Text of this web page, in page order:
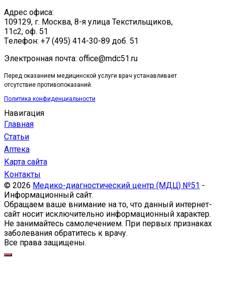
Адрес офиса:
109129, г. Москва, ​8-я улица Текстильщиков,
11с2, оф. 51
Tелефон: +7 (495) 414-30-89 доб. 51
Электронная почта: office@mdc51.ru
Перед оказанием медицинской услуги врач устанавливает
отсутствие противопоказаний.
Политика конфиденциальности
Навигация
Главная
Статьи
Аптека
Карта сайта
Контакты
© 2026 Медико-диагностический центр (МДЦ) №51 -
Информационный сайт.
Обращаем ваше внимание на то, что данный интернет-
сайт носит исключительно информационный характер.
Не занимайтесь самолечением. При первых признаках
заболевания обратитесь к врачу.
Все права защищены.